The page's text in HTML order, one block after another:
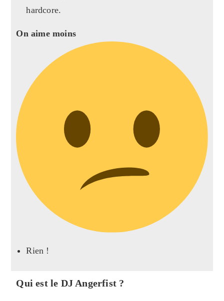
hardcore.
On aime moins
Rien !
Qui est le DJ Angerfist ?